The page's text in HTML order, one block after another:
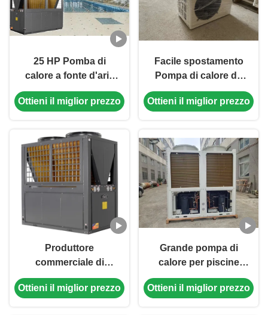
25 HP Pomba di
calore a fonte d'aria
piscina Alta efficienza
21,37kw
Ottieni il miglior prezzo
Facile spostamento
Pompa di calore da
3,5 kW Piscina Mini
Pompa di calore da
Ottieni il miglior prezzo
Produttore
commerciale di
pompe di calore per
piscine
Ottieni il miglior prezzo
Grande pompa di
calore per piscine
commerciali da 50 CV
Ottieni il miglior prezzo